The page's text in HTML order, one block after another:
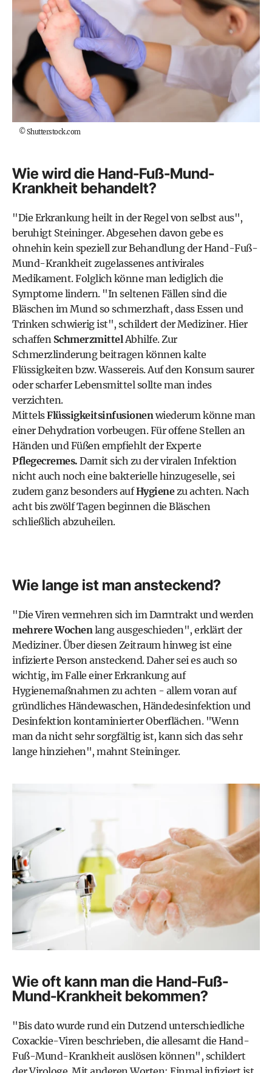
©Shutterstock.com
Wie wird die Hand-Fuß-Mund-
Krankheit behandelt?
"Die Erkrankung heilt in der Regel von selbst aus",
beruhigt Steininger. Abgesehen davon gebe es
ohnehin kein speziell zur Behandlung der Hand-Fuß-
Mund-Krankheit zugelassenes antivirales
Medikament. Folglich könne man lediglich die
Symptome lindern. "In seltenen Fällen sind die
Bläschen im Mund so schmerzhaft, dass Essen und
Trinken schwierig ist", schildert der Mediziner. Hier
schaffen SchmerzmittelAbhilfe. Zur
Schmerzlinderung beitragen können kalte
Flüssigkeiten bzw. Wassereis. Auf den Konsum saurer
oder scharfer Lebensmittel sollte man indes
verzichten.
MittelsFlüssigkeitsinfusionenwiederum könne man
einer Dehydration vorbeugen. Für offene Stellen an
Händen und Füßen empfiehlt der Experte
Pflegecremes. Damit sich zu der viralen Infektion
nicht auch noch eine bakterielle hinzugeselle, sei
zudem ganz besonders aufHygienezu achten. Nach
acht bis zwölf Tagen beginnen die Bläschen
schließlich abzuheilen.
Wie lange ist man ansteckend?
"Die Viren vermehren sich im Darmtrakt und werden
mehrere Wochenlang ausgeschieden", erklärt der
Mediziner. Über diesen Zeitraum hinweg ist eine
infizierte Person ansteckend. Daher sei es auch so
wichtig, im Falle einer Erkrankung auf
Hygienemaßnahmen zu achten - allem voran auf
gründlichesHändewaschen, Händedesinfektion und
Desinfektion kontaminierter Oberflächen. "Wenn
man da nicht sehr sorgfältig ist, kann sich das sehr
lange hinziehen", mahnt Steininger.
Wie oft kann man die Hand-Fuß-
Mund-Krankheit bekommen?
"Bis dato wurde rund ein Dutzend unterschiedliche
Coxackie-Viren beschrieben, die allesamt die Hand-
Fuß-Mund-Krankheit auslösen können", schildert